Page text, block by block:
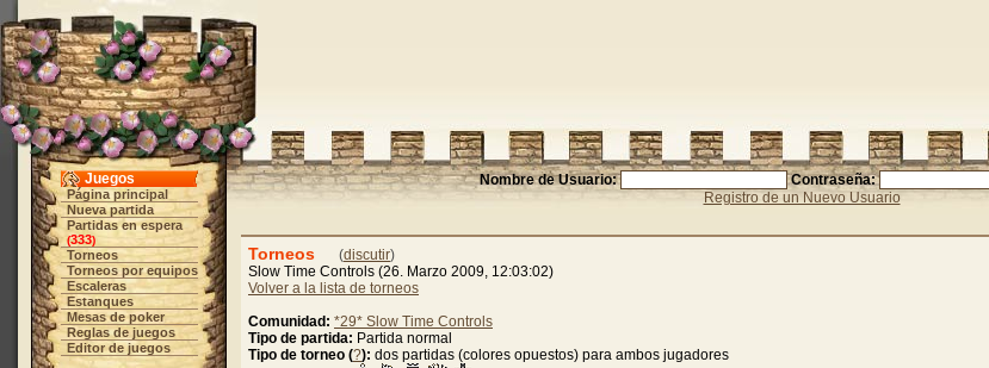
Juegos
Página principal
Nueva partida
Partidas en espera
(333)
Torneos
Torneos por equipos
Escaleras
Estanques
Mesas de poker
Reglas de juegos
Editor de juegos
Nombre de Usuario:
Contraseña:
Registro de un Nuevo Usuario
Torneos (discutir)
Slow Time Controls (26. Marzo 2009, 12:03:02)
Volver a la lista de torneos
Comunidad: *29* Slow Time Controls
Tipo de partida: Partida normal
Tipo de torneo (?): dos partidas (colores opuestos) para ambos jugadores